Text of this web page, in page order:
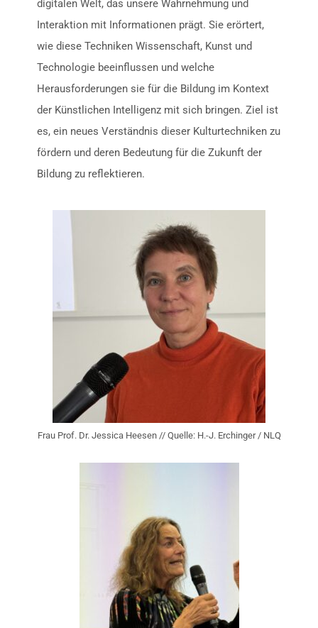
digitalen Welt, das unsere Wahrnehmung und
Interaktion mit Informationen prägt. Sie erörtert,
wie diese Techniken Wissenschaft, Kunst und
Technologie beeinflussen und welche
Herausforderungen sie für die Bildung im Kontext
der Künstlichen Intelligenz mit sich bringen. Ziel ist
es, ein neues Verständnis dieser Kulturtechniken zu
fördern und deren Bedeutung für die Zukunft der
Bildung zu reflektieren.
Frau Prof. Dr. Jessica Heesen // Quelle: H.-J. Erchinger / NLQ